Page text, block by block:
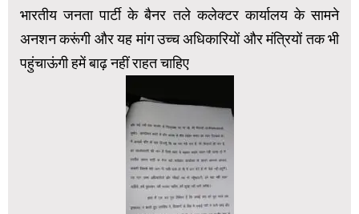
भारतीय जनता पार्टी के बैनर तले कलेक्टर कार्यालय के सामने
अनशन करूंगी और यह मांग उच्च अधिकारियों और मंत्रियों तक भी
पहुंचाऊंगी हमें बाढ़ नहीं राहत चाहिए